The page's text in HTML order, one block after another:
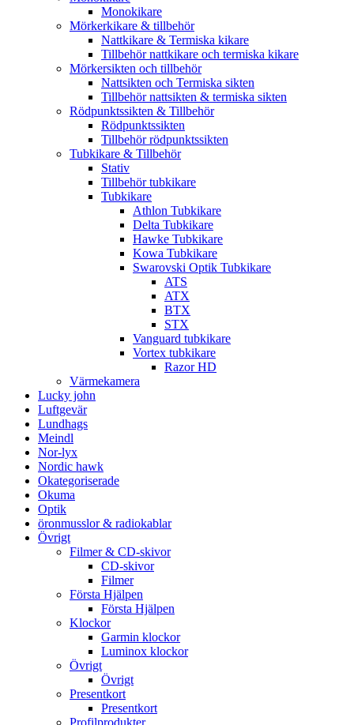
Monokikare
Mörkerkikare & tillbehör
Nattkikare & Termiska kikare
Tillbehör nattkikare och termiska kikare
Mörkersikten och tillbehör
Nattsikten och Termiska sikten
Tillbehör nattsikten & termiska sikten
Rödpunktssikten & Tillbehör
Rödpunktssikten
Tillbehör rödpunktssikten
Tubkikare & Tillbehör
Stativ
Tillbehör tubkikare
Tubkikare
Athlon Tubkikare
Delta Tubkikare
Hawke Tubkikare
Kowa Tubkikare
Swarovski Optik Tubkikare
ATS
ATX
BTX
STX
Vanguard tubkikare
Vortex tubkikare
Razor HD
Värmekamera
Lucky john
Luftgevär
Lundhags
Meindl
Nor-lyx
Nordic hawk
Okategoriserade
Okuma
Optik
öronmusslor & radiokablar
Övrigt
Filmer & CD-skivor
CD-skivor
Filmer
Första Hjälpen
Första Hjälpen
Klockor
Garmin klockor
Luminox klockor
Övrigt
Övrigt
Presentkort
Presentkort